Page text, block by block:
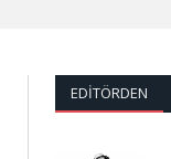
EDITÖRDEN